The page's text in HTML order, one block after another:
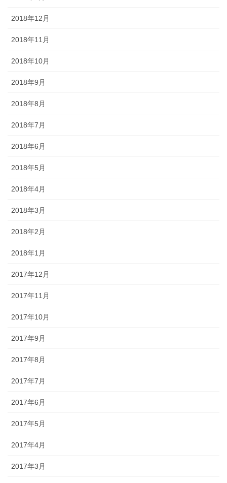
2018年12月
2018年11月
2018年10月
2018年9月
2018年8月
2018年7月
2018年6月
2018年5月
2018年4月
2018年3月
2018年2月
2018年1月
2017年12月
2017年11月
2017年10月
2017年9月
2017年8月
2017年7月
2017年6月
2017年5月
2017年4月
2017年3月